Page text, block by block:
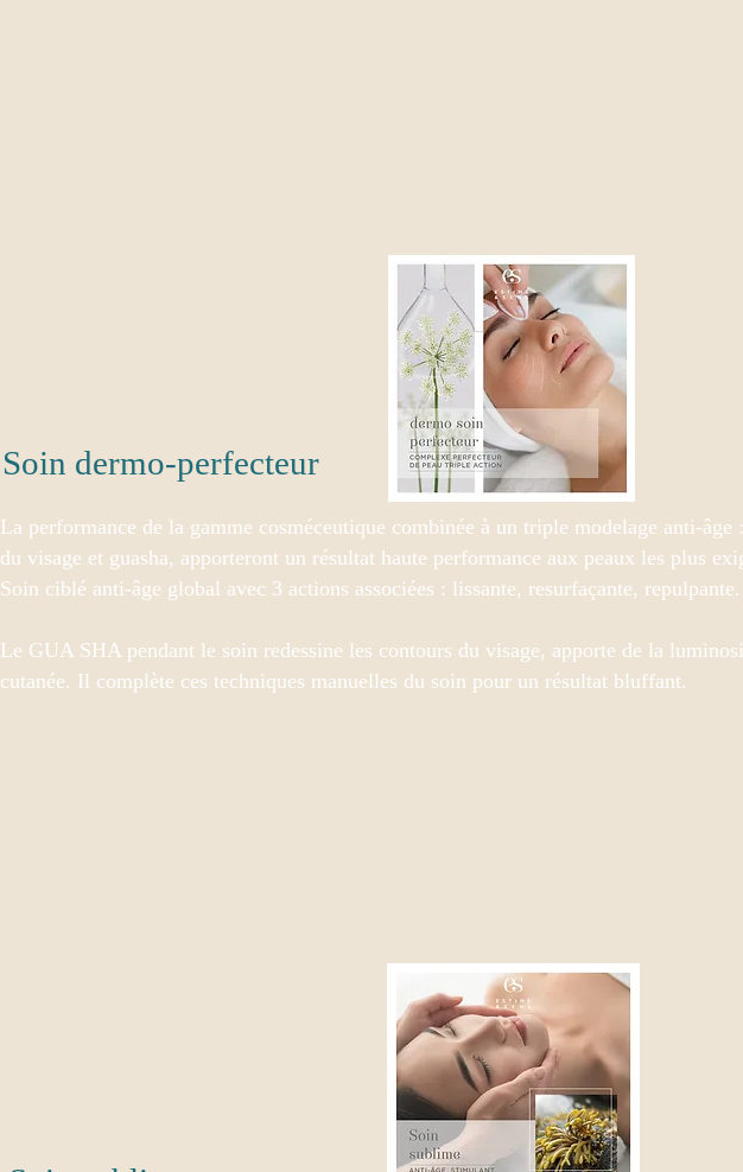
Soin dermo-perfecteur
La performance de la gamme cosméceutique combinée à un triple modelage anti-
du visage et guasha, apporteront un résultat haute performance aux peaux les plus
Soin ciblé anti-âge global avec 3 actions associées : lissante, resurfaçante, repulpante.
Le GUA SHA pendant le soin redessine les contours du visage, apporte de la
cutanée. Il complète ces techniques manuelles du soin pour un résultat bluffant.